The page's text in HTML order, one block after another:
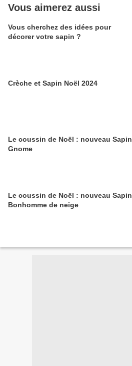
Vous aimerez aussi
Vous cherchez des idées pour
décorer votre sapin ?
Crèche et Sapin Noël 2024
Le coussin de Noël : nouveau Sapin
Gnome
Le coussin de Noël : nouveau Sapin
Bonhomme de neige